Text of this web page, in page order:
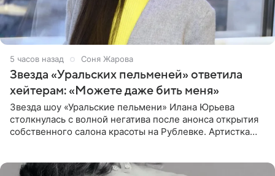
5 часов назад Соня Жарова
Звезда «Уральских пельменей» ответила
хейтерам: «Можете даже бить меня»
Звезда шоу «Уральские пельмени» Илана Юрьева
столкнулась с волной негатива после анонса открытия
собственного салона красоты на Рублевке. Артистка